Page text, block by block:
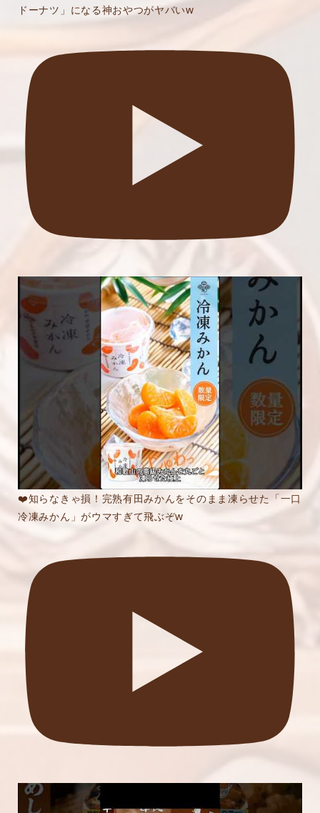
ドーナツ」になる神おやつがヤバいw
❤️知らなきゃ損！完熟有田みかんをそのまま凍らせた「一口
冷凍みかん」がウマすぎて飛ぶぞw